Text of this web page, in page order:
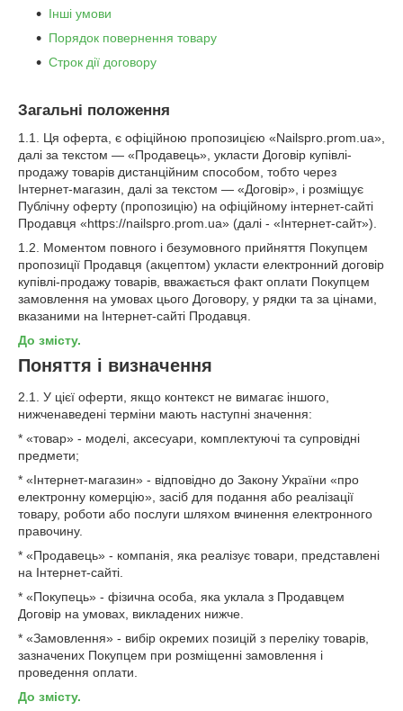
Інші умови
Порядок повернення товару
Строк дії договору
Загальні положення
1.1. Ця оферта, є офіційною пропозицією «Nailspro.prom.ua»,
далі за текстом — «Продавець», укласти Договір купівлі-
продажу товарів дистанційним способом, тобто через
Інтернет-магазин, далі за текстом — «Договір», і розміщує
Публічну оферту (пропозицію) на офіційному інтернет-сайті
Продавця «https://nailspro.prom.ua» (далі - «Інтернет-сайт»).
1.2. Моментом повного і безумовного прийняття Покупцем
пропозиції Продавця (акцептом) укласти електронний договір
купівлі-продажу товарів, вважається факт оплати Покупцем
замовлення на умовах цього Договору, у рядки та за цінами,
вказаними на Інтернет-сайті Продавця.
До змісту.
Поняття і визначення
2.1. У цієї оферти, якщо контекст не вимагає іншого,
нижченаведені терміни мають наступні значення:
* «товар» - моделі, аксесуари, комплектуючі та супровідні
предмети;
* «Інтернет-магазин» - відповідно до Закону України «про
електронну комерцію», засіб для подання або реалізації
товару, роботи або послуги шляхом вчинення електронного
правочину.
* «Продавець» - компанія, яка реалізує товари, представлені
на Інтернет-сайті.
* «Покупець» - фізична особа, яка уклала з Продавцем
Договір на умовах, викладених нижче.
* «Замовлення» - вибір окремих позицій з переліку товарів,
зазначених Покупцем при розміщенні замовлення і
проведення оплати.
До змісту.